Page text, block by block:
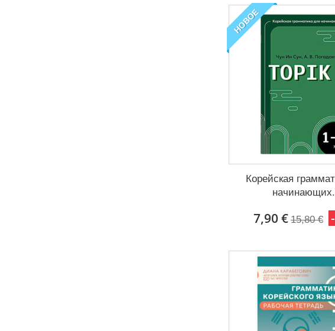
НОВОЕ
Корейская
7,90 € 15,80 €